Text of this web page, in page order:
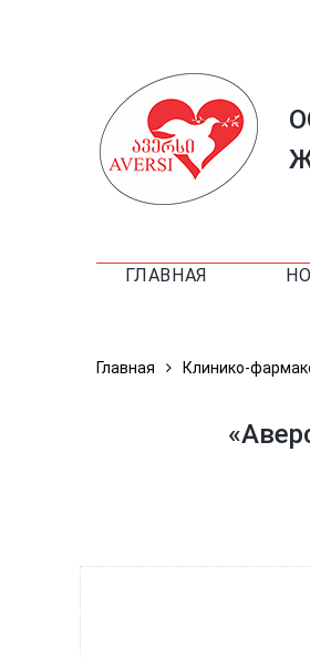
ГЛАВНАЯ
Главная Клинико-